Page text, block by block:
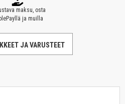
maksu, osta
ja muilla
JA VARUSTEET